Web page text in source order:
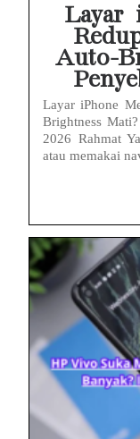
Layar
Auto-
Layar iPhone
Brightness
2026 Rahmat
atau memakai